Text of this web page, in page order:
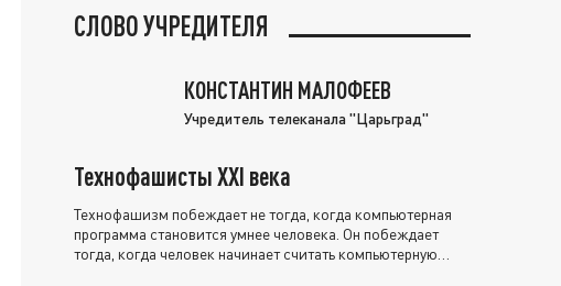
СЛОВО УЧРЕДИТЕЛЯ
КОНСТАНТИН МАЛОФЕЕВ
Учредитель телеканала "Царьград"
Технофашисты XXI века
Технофашизм побеждает не тогда, когда компьютерная
программа становится умнее человека. Он побеждает
тогда, когда человек начинает считать компьютерную